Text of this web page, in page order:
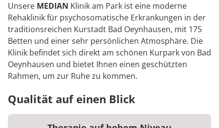
Unsere MEDIAN Klinik am Park ist eine moderne
Rehaklinik für psychosomatische Erkrankungen in der
traditionsreichen Kurstadt Bad Oeynhausen, mit 175
Betten und einer sehr persönlichen Atmosphäre. Die
Klinik befindet sich direkt am schönen Kurpark von Bad
Oeynhausen und bietet Ihnen einen geschützten
Rahmen, um zur Ruhe zu kommen.
Qualität auf einen Blick